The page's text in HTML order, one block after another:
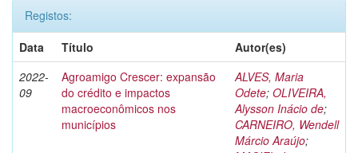
Registos:
Data
Título
Autor(es)
2022-
09
Agroamigo Crescer: expansão
do crédito e impactos
macroeconômicos nos
municípios
ALVES, Maria
Odete; OLIVEIRA,
Alysson Inácio de;
CARNEIRO, Wendell
Márcio Araújo;